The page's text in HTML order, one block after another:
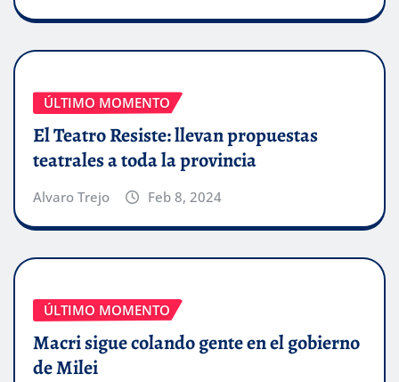
ÚLTIMO MOMENTO
El Teatro Resiste: llevan propuestas
teatrales a toda la provincia
Alvaro Trejo Feb 8, 2024
ÚLTIMO MOMENTO
Macri sigue colando gente en el gobierno
de Milei